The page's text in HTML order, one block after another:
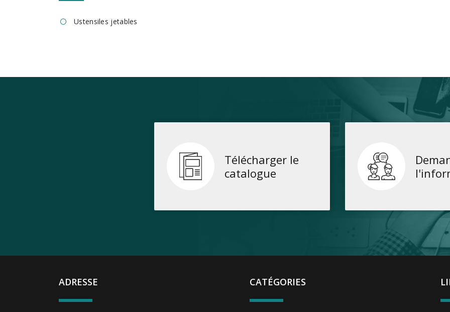
Ustensiles jetables
Télécharger le
catalogue
ADRESSE CATÉGORIES